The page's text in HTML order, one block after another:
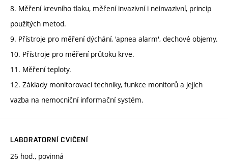
8. Měření krevního tlaku, měření invazivní i neinvazivní, princip
použitých metod.
9. Přístroje pro měření dýchání, 'apnea alarm', dechové objemy.
10. Přístroje pro měření průtoku krve.
11. Měření teploty.
12. Základy monitorovací techniky, funkce monitorů a jejich
vazba na nemocniční informační systém.
LABORATORNÍ CVIČENÍ
26 hod., povinná